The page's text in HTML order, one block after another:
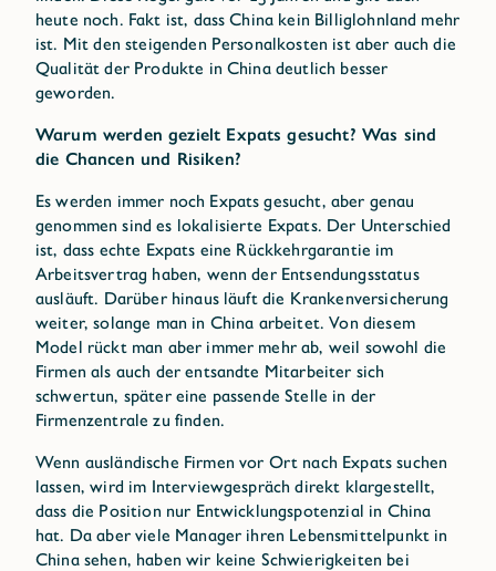
heute noch. Fakt ist, dass China kein Billiglohnland mehr
ist. Mit den steigenden Personalkosten ist aber auch die
Qualität der Produkte in China deutlich besser
geworden.
Warum werden gezielt Expats gesucht? Was sind
die Chancen und Risiken?
Es werden immer noch Expats gesucht, aber genau
genommen sind es lokalisierte Expats. Der Unterschied
ist, dass echte Expats eine Rückkehrgarantie im
Arbeitsvertrag haben, wenn der Entsendungsstatus
ausläuft. Darüber hinaus läuft die Krankenversicherung
weiter, solange man in China arbeitet. Von diesem
Model rückt man aber immer mehr ab, weil sowohl die
Firmen als auch der entsandte Mitarbeiter sich
schwertun, später eine passende Stelle in der
Firmenzentrale zu finden.
Wenn ausländische Firmen vor Ort nach Expats suchen
lassen, wird im Interviewgespräch direkt klargestellt,
dass die Position nur Entwicklungspotenzial in China
hat. Da aber viele Manager ihren Lebensmittelpunkt in
China sehen, haben wir keine Schwierigkeiten bei